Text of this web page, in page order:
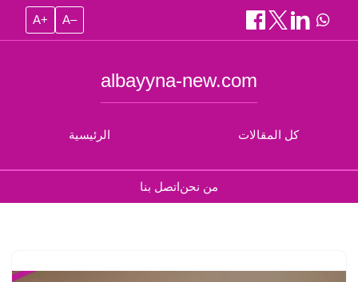
A+ A–
الرئيسية
albayyna-new.com
كل المقالات
اتصل بنامن نحن